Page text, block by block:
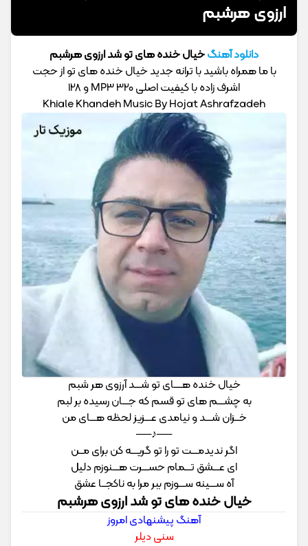
ارزوی هرشبم
دانلود آهنگخیال خنده های تو شد ارزوی هرشبم
با ما همراه باشید با ترانه جدید خیال خنده های تو از حجت
اشرف زاده با کیفیت اصلی MP3 320 و 128
Khiale Khandeh Music By Hojat Ashrafzadeh
خیال خنده هــــای تو شـــد آرزوی هر شبم
به چشـــم های تو قسم که جـــان رسیده بر لبم
خــزان شـــد و نیامدی عـــزیز لحظه هـــای من
──♪──
اگر ندیدمـــت تو را تو گریـــه کن برای مــن
ای عـــشق تـــمام حســـرت هـــنوزم دلیل
آه ســـینه ســـوزم ببر مرا به ناکجــا عشق
خیال خنده های تو شد ارزوی هرشبم
آهنگ پیشنهادی امروز
سنی دیلر